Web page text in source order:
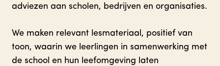
adviezen aan scholen, bedrijven en organisaties.
We maken relevant lesmateriaal, positief van
toon, waarin we leerlingen in samenwerking met
de school en hun leefomgeving laten